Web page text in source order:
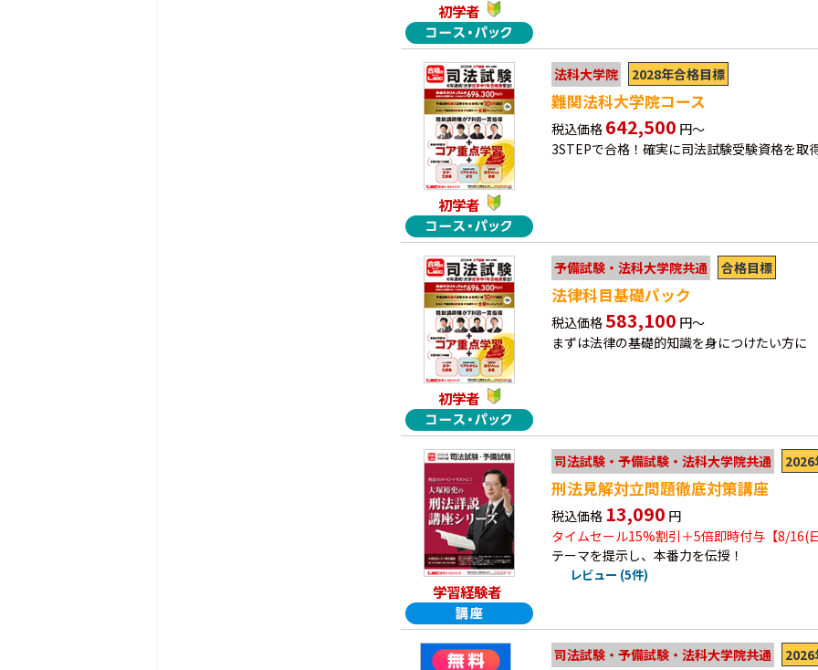
初学者
初学者
法科大学院 2028年合格目標
難関法科大学院コース
税込価格 642,500 円～
3STEPで合格！確実に司法試験受験資格を取
初学者
予備試験・法科大学院共通 合格目標
法律科目基礎パック
税込価格 583,100 円～
まずは法律の基礎的知識を身につけたい方に
学習経験者
司法試験・予備試験・法科大学院共通 2026
刑法見解対立問題徹底対策講座
税込価格 13,090 円
タイムセール15%割引＋5倍即時付与【8/16(
テーマを提示し、本番力を伝授！
レビュー (5件)
司法試験・予備試験・法科大学院共通 2026